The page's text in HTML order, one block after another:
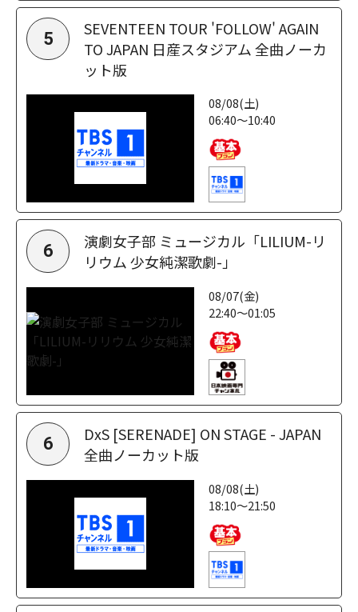
5
SEVENTEEN TOUR 'FOLLOW' AGAIN
TO JAPAN 日産スタジアム 全曲ノーカ
ット版
08/08(土)
06:40～10:40
6
演劇女子部 ミュージカル「LILIUM-リ
リウム 少女純潔歌劇-」
08/07(金)
22:40～01:05
6
DxS [SERENADE] ON STAGE - JAPAN
全曲ノーカット版
08/08(土)
18:10～21:50